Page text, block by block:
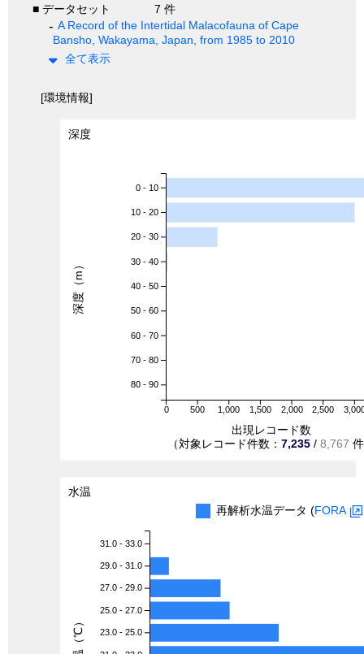
■ データセット
7 件
A Record of the Intertidal Malacofauna of Cape
Bansho, Wakayama, Japan, from 1985 to 2010
全て表示
[環境情報]
深度
0 500 1,000 1,500 2,000 2,500
0 - 10
10 - 20
20 - 30
30 - 40
40 - 50
50 - 60
60 - 70
70 - 80
80 - 90
出現レコード数
（対象レコード件数： 7,235 / 8,767
深度（m）
水温
再解析水温データ (FORA
31.0 - 33.0
29.0 - 31.0
27.0 - 29.0
25.0 - 27.0
23.0 - 25.0